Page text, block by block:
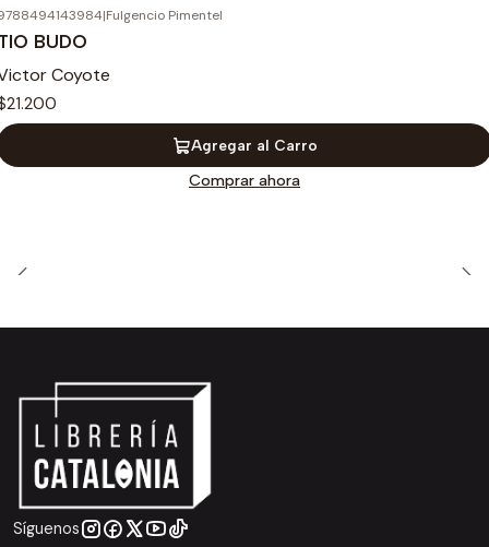
|Fulgencio Pimentel
BUDO
Coyote
Agregar al Carro
Comprar ahora
Síguenos